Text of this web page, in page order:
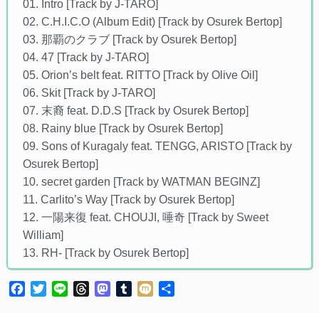
01. Intro [Track by J-TARO]
02. C.H.I.C.O (Album Edit) [Track by Osurek Bertop]
03. 那覇のクラブ [Track by Osurek Bertop]
04. 47 [Track by J-TARO]
05. Orion’s belt feat. RITTO [Track by Olive Oil]
06. Skit [Track by J-TARO]
07. 末裔 feat. D.D.S [Track by Osurek Bertop]
08. Rainy blue [Track by Osurek Bertop]
09. Sons of Kuragaly feat. TENGG, ARISTO [Track by
Osurek Bertop]
10. secret garden [Track by WATMAN BEGINZ]
11. Carlito’s Way [Track by Osurek Bertop]
12. 一陽来復 feat. CHOUJI, 唾奇 [Track by Sweet
William]
13. RH- [Track by Osurek Bertop]
Facebook
TwitterLine ThreadsMastodon
Tumblr
Mixi